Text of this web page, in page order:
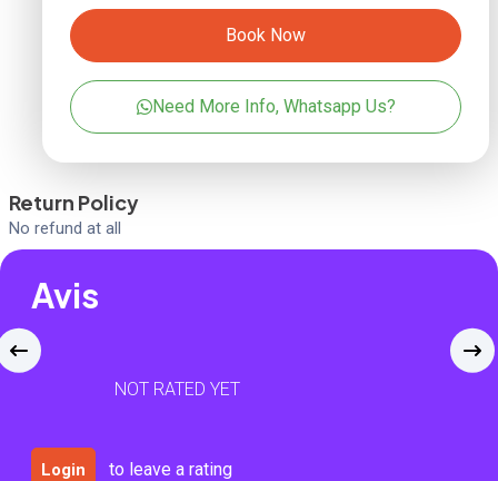
Book Now
Need More Info, Whatsapp Us?
Return Policy
No refund at all
Avis
NOT RATED YET
Login to leave a rating